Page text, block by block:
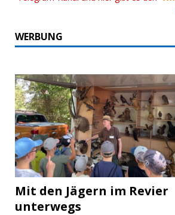
WERBUNG
Mit den Jägern im Revier
unterwegs